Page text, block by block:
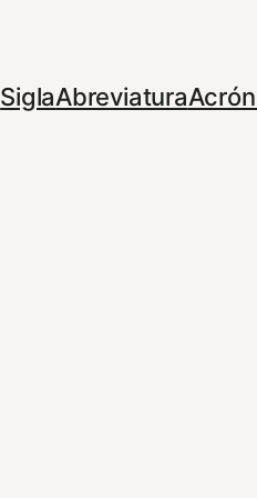
SiglaAbreviatura